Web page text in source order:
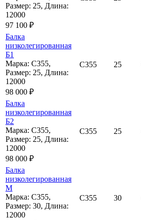
Размер: 25, Длина:
12000
97 100 ₽
Балка
низколегированная
Б1
Марка: С355,
Размер: 25, Длина:
12000
98 000 ₽
С355 25
Балка
низколегированная
Б2
Марка: С355,
Размер: 25, Длина:
12000
98 000 ₽
С355 25
Балка
низколегированная
М
Марка: С355,
Размер: 30, Длина:
12000
С355 30